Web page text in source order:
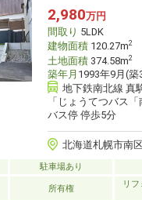
10分前後○駐車3台可能： 来
駐車スペースを確保してい
2,980万円
間取り 5LDK
建物面積120.27m2
土地面積374.58m2
築年月 1993年9月(築
地下鉄南北線 真
「じょうてつバス「
バス停 停歩5分
北海道札幌市南
駐車場あり
所有権
リ